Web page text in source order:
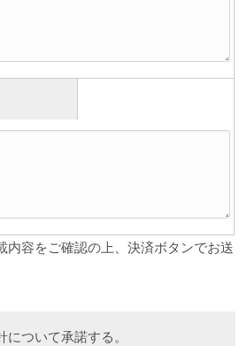
内容をご確認の上、決済ボタンでお送
について承諾する。